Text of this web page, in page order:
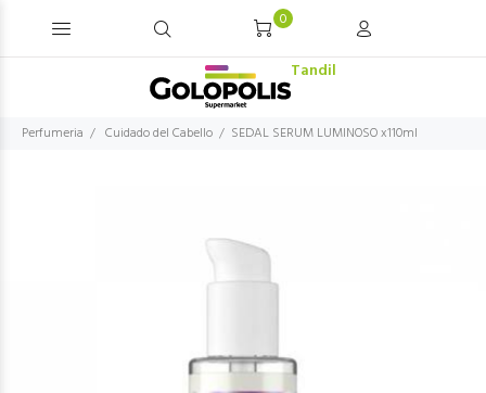
0
Tandil
Perfumeria Cuidado del Cabello SEDAL SERUM LUMINOSO x110ml